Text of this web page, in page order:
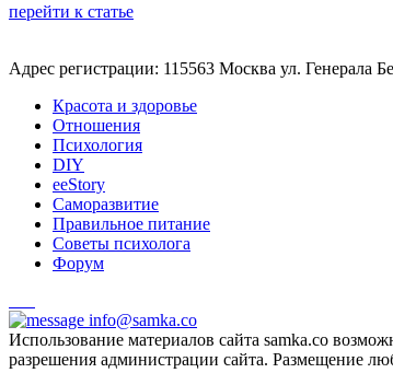
перейти к статье
Адрес регистрации: 115563 Москва ул. Генерала
Красота и здоровье
Отношения
Психология
DIY
ееStory
Саморазвитие
Правильное питание
Советы психолога
Форум
info@samka.co
Использование материалов сайта samka.co
разрешения администрации сайта. Размещение